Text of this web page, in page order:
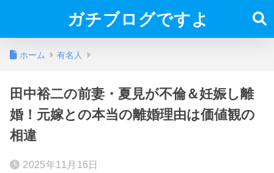
ガチブログですよ
ホーム 有名人
田中裕二の前妻・夏見が不倫＆妊娠し離
婚！元嫁との本当の離婚理由は価値観の
相違
2025年11月16日